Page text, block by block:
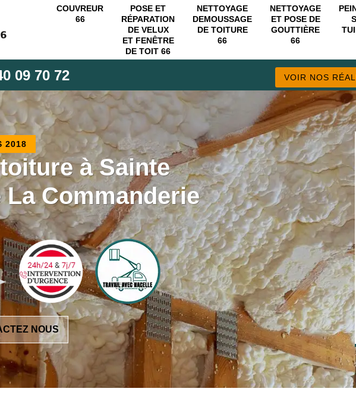
COUVREUR
66
POSE ET
RÉPARATION
DE VELUX
ET FENÊTRE
DE TOIT 66
NETTOYAGE
DEMOUSSAGE
DE TOITURE
66
NETTOYAGE
ET POSE DE
GOUTTIÈRE
66
09 70 72 VOIR NOS
2018
à Sainte
La Commanderie
NOUS